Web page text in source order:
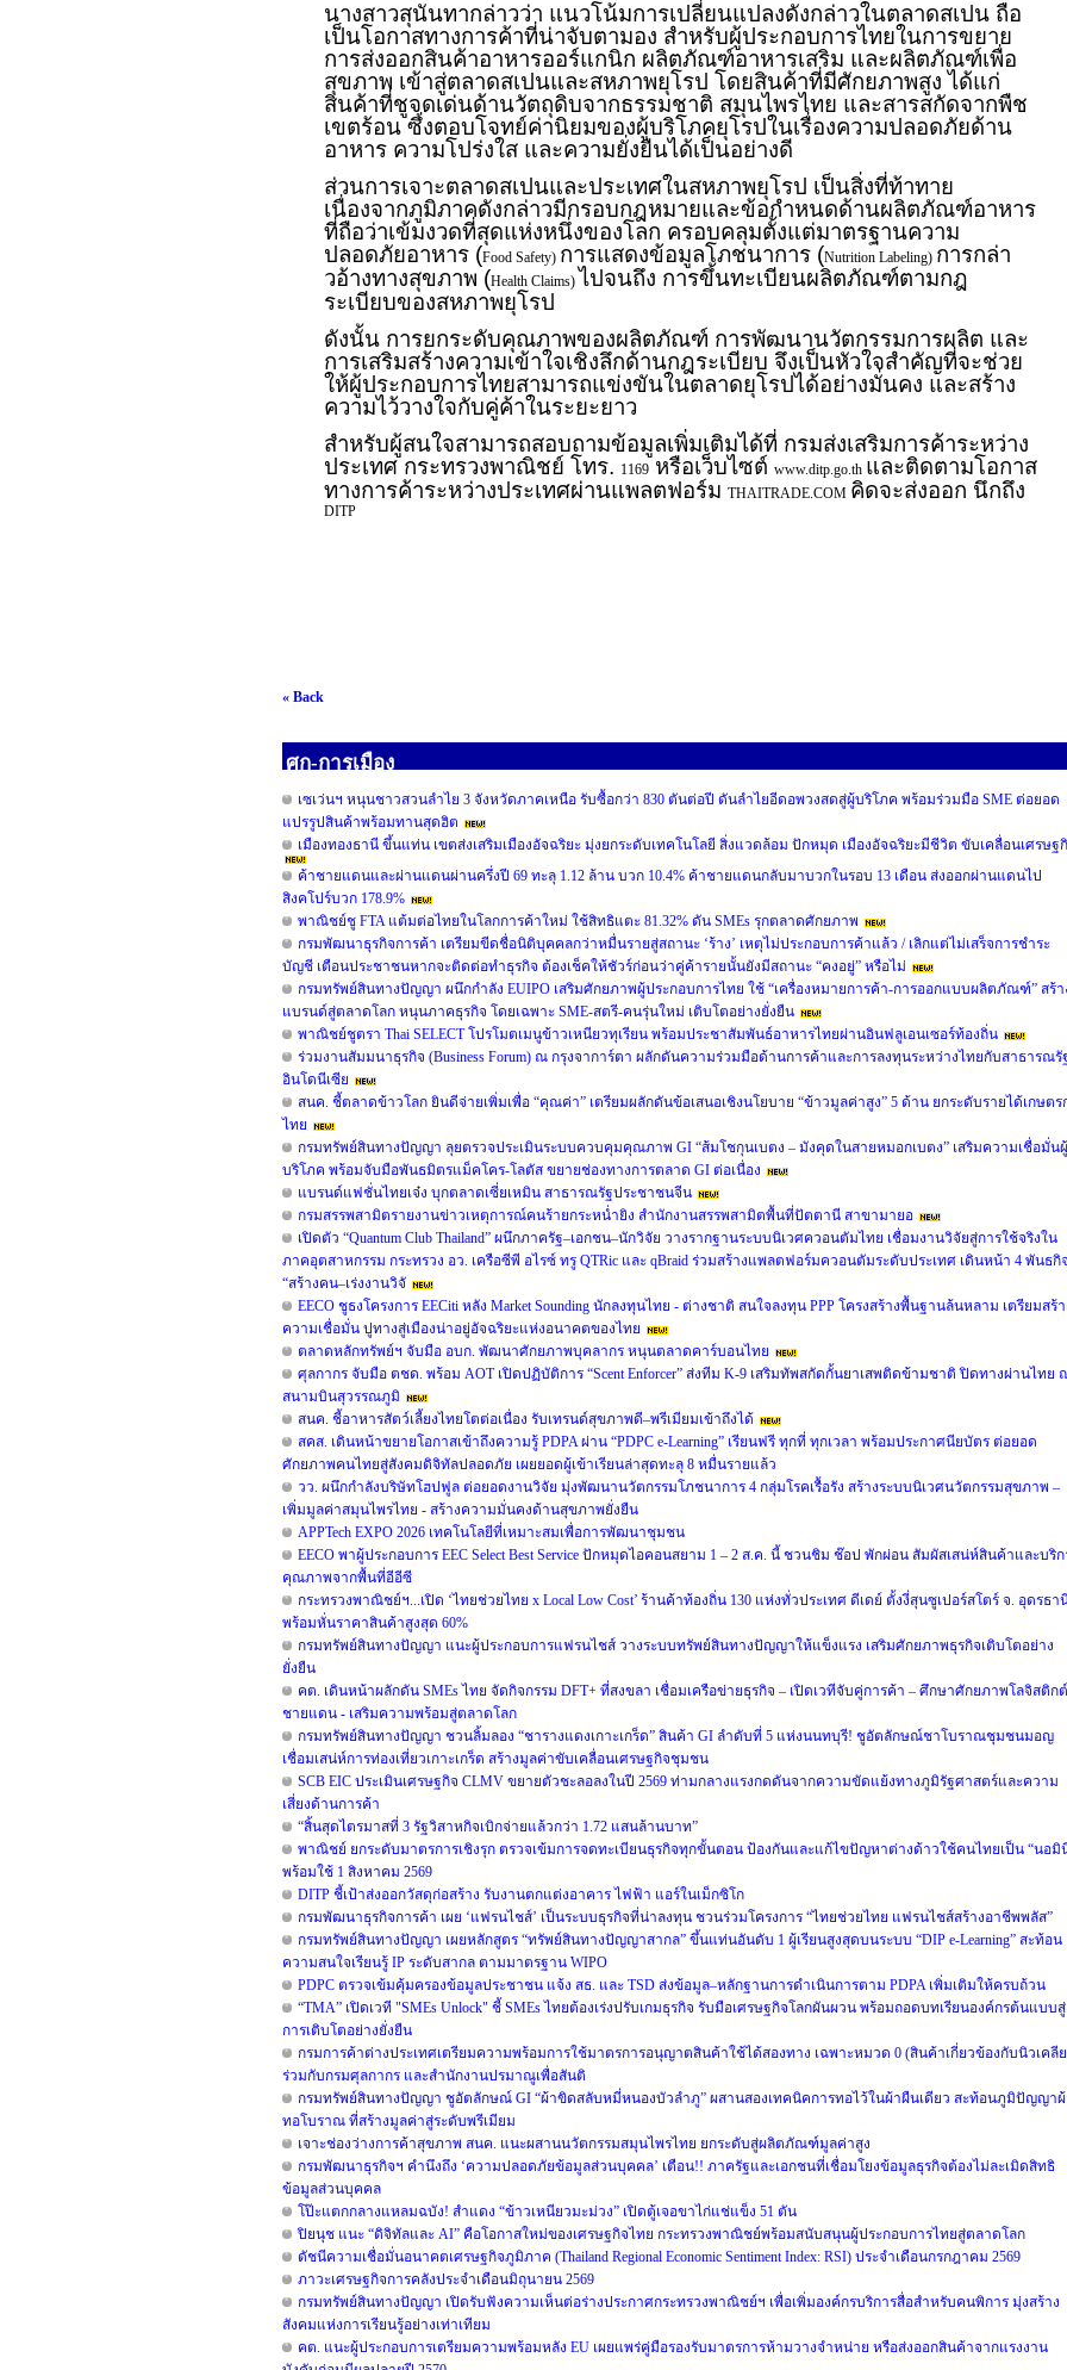
นางสาวสุนันทากล่าวว่า แนวโน้มการเปลี่ยนแปลงดังกล่าวในตลาดสเปน ถือ
เป็นโอกาสทางการค้าที่น่าจับตามอง สำหรับผู้ประกอบการไทยในการขยาย
การส่งออกสินค้าอาหารออร์แกนิก ผลิตภัณฑ์อาหารเสริม และผลิตภัณฑ์เพื่อ
สุขภาพ เข้าสู่ตลาดสเปนและสหภาพยุโรป โดยสินค้าที่มีศักยภาพสูง ได้แก่
สินค้าที่ชูจุดเด่นด้านวัตถุดิบจากธรรมชาติ สมุนไพรไทย และสารสกัดจากพืช
เขตร้อน ซึ่งตอบโจทย์ค่านิยมของผู้บริโภคยุโรปในเรื่องความปลอดภัยด้าน
อาหาร ความโปร่งใส และความยั่งยืนได้เป็นอย่างดี
ส่วนการเจาะตลาดสเปนและประเทศในสหภาพยุโรป เป็นสิ่งที่ท้าทาย
เนื่องจากภูมิภาคดังกล่าวมีกรอบกฎหมายและข้อกำหนดด้านผลิตภัณฑ์อาหาร
ที่ถือว่าเข้มงวดที่สุดแห่งหนึ่งของโลก ครอบคลุมตั้งแต่มาตรฐานความ
ปลอดภัยอาหาร (Food Safety) การแสดงข้อมูลโภชนาการ (Nutrition Labeling) การกล่า
วอ้างทางสุขภาพ (Health Claims) ไปจนถึง การขึ้นทะเบียนผลิตภัณฑ์ตามกฎ
ระเบียบของสหภาพยุโรป
ดังนั้น การยกระดับคุณภาพของผลิตภัณฑ์ การพัฒนานวัตกรรมการผลิต และ
การเสริมสร้างความเข้าใจเชิงลึกด้านกฎระเบียบ จึงเป็นหัวใจสำคัญที่จะช่วย
ให้ผู้ประกอบการไทยสามารถแข่งขันในตลาดยุโรปได้อย่างมั่นคง และสร้าง
ความไว้วางใจกับคู่ค้าในระยะยาว
สำหรับผู้สนใจสามารถสอบถามข้อมูลเพิ่มเติมได้ที่ กรมส่งเสริมการค้าระหว่าง
ประเทศ กระทรวงพาณิชย์ โทร. 1169 หรือเว็บไซต์ www.ditp.go.th และติดตามโอกาส
ทางการค้าระหว่างประเทศผ่านแพลตฟอร์ม THAITRADE.COM คิดจะส่งออก นึกถึง
DITP
« Back
ศก-การเมือง
เซเว่นฯ หนุนชาวสวนลำไย 3 จังหวัดภาคเหนือ รับซื้อกว่า 830 ตันต่อปี ดันลำไยอีดอพวงสดสู่ผู้บริโภค พร้อมร่วมมือ SME ต่อยอด
แปรรูปสินค้าพร้อมทานสุดฮิต
เมืองทองธานี ขึ้นแท่น เขตส่งเสริมเมืองอัจฉริยะ มุ่งยกระดับเทคโนโลยี สิ่งแวดล้อม ปักหมุด เมืองอัจฉริยะมีชีวิต ขับเคลื่อนเศรษฐ
ค้าชายแดนและผ่านแดนผ่านครึ่งปี 69 ทะลุ 1.12 ล้าน บวก 10.4% ค้าชายแดนกลับมาบวกในรอบ 13 เดือน ส่งออกผ่านแดนไป
สิงคโปร์บวก 178.9%
พาณิชย์ชู FTA แต้มต่อไทยในโลกการค้าใหม่ ใช้สิทธิแตะ 81.32% ดัน SMEs รุกตลาดศักยภาพ
กรมพัฒนาธุรกิจการค้า เตรียมขีดชื่อนิติบุคคลกว่าหมื่นรายสู่สถานะ ‘ร้าง’ เหตุไม่ประกอบการค้าแล้ว / เลิกแต่ไม่เสร็จการชำระ
บัญชี เตือนประชาชนหากจะติดต่อทำธุรกิจ ต้องเช็คให้ชัวร์ก่อนว่าคู่ค้ารายนั้นยังมีสถานะ “คงอยู่” หรือไม่
กรมทรัพย์สินทางปัญญา ผนึกกำลัง EUIPO เสริมศักยภาพผู้ประกอบการไทย ใช้ “เครื่องหมายการค้า-การออกแบบผลิตภัณฑ์” สร้า
แบรนด์สู่ตลาดโลก หนุนภาคธุรกิจ โดยเฉพาะ SME-สตรี-คนรุ่นใหม่ เติบโตอย่างยั่งยืน
พาณิชย์ชูตรา Thai SELECT โปรโมตเมนูข้าวเหนียวทุเรียน พร้อมประชาสัมพันธ์อาหารไทยผ่านอินฟลูเอนเซอร์ท้องถิ่น
ร่วมงานสัมมนาธุรกิจ (Business Forum) ณ กรุงจาการ์ตา ผลักดันความร่วมมือด้านการค้าและการลงทุนระหว่างไทยกับสาธารณรั
อินโดนีเซีย
สนค. ชี้ตลาดข้าวโลก ยินดีจ่ายเพิ่มเพื่อ “คุณค่า” เตรียมผลักดันข้อเสนอเชิงนโยบาย “ข้าวมูลค่าสูง” 5 ด้าน ยกระดับรายได้เกษตร
ไทย
กรมทรัพย์สินทางปัญญา ลุยตรวจประเมินระบบควบคุมคุณภาพ GI “ส้มโชกุนเบตง – มังคุดในสายหมอกเบตง” เสริมความเชื่อมั่นผู้
บริโภค พร้อมจับมือพันธมิตรแม็คโคร-โลตัส ขยายช่องทางการตลาด GI ต่อเนื่อง
แบรนด์แฟชั่นไทยเจ๋ง บุกตลาดเซี่ยเหมิน สาธารณรัฐประชาชนจีน
กรมสรรพสามิตรายงานข่าวเหตุการณ์คนร้ายกระหน่ำยิง สำนักงานสรรพสามิตพื้นที่ปัตตานี สาขามายอ
เปิดตัว “Quantum Club Thailand” ผนึกภาครัฐ–เอกชน–นักวิจัย วางรากฐานระบบนิเวศควอนตัมไทย เชื่อมงานวิจัยสู่การใช้จริงใน
ภาคอุตสาหกรรม กระทรวง อว. เครือซีพี อไรซ์ ทรู QTRic และ qBraid ร่วมสร้างแพลตฟอร์มควอนตัมระดับประเทศ เดินหน้า 4 พันธกิจ
“สร้างคน–เร่งงานวิจั
EECO ชูธงโครงการ EECiti หลัง Market Sounding นักลงทุนไทย - ต่างชาติ สนใจลงทุน PPP โครงสร้างพื้นฐานล้นหลาม เตรียมสร้า
ความเชื่อมั่น ปูทางสู่เมืองน่าอยู่อัจฉริยะแห่งอนาคตของไทย
ตลาดหลักทรัพย์ฯ จับมือ อบก. พัฒนาศักยภาพบุคลากร หนุนตลาดคาร์บอนไทย
ศุลกากร จับมือ ตชด. พร้อม AOT เปิดปฏิบัติการ “Scent Enforcer” ส่งทีม K-9 เสริมทัพสกัดกั้นยาเสพติดข้ามชาติ ปิดทางผ่านไทย
สนามบินสุวรรณภูมิ
สนค. ชี้อาหารสัตว์เลี้ยงไทยโตต่อเนื่อง รับเทรนด์สุขภาพดี–พรีเมียมเข้าถึงได้
สคส. เดินหน้าขยายโอกาสเข้าถึงความรู้ PDPA ผ่าน “PDPC e-Learning” เรียนฟรี ทุกที่ ทุกเวลา พร้อมประกาศนียบัตร ต่อยอด
ศักยภาพคนไทยสู่สังคมดิจิทัลปลอดภัย เผยยอดผู้เข้าเรียนล่าสุดทะลุ 8 หมื่นรายแล้ว
วว. ผนึกกำลังบริษัทโฮปฟูล ต่อยอดงานวิจัย มุ่งพัฒนานวัตกรรมโภชนาการ 4 กลุ่มโรคเรื้อรัง สร้างระบบนิเวศนวัตกรรมสุขภาพ –
เพิ่มมูลค่าสมุนไพรไทย - สร้างความมั่นคงด้านสุขภาพยั่งยืน
APPTech EXPO 2026 เทคโนโลยีที่เหมาะสมเพื่อการพัฒนาชุมชน
EECO พาผู้ประกอบการ EEC Select Best Service ปักหมุดไอคอนสยาม 1 – 2 ส.ค. นี้ ชวนชิม ช๊อป พักผ่อน สัมผัสเสน่ห์สินค้าและบริก
คุณภาพจากพื้นที่อีอีซี
กระทรวงพาณิชย์ฯ...เปิด ‘ไทยช่วยไทย x Local Low Cost’ ร้านค้าท้องถิ่น 130 แห่งทั่วประเทศ ดีเดย์ ตั้งงี่สุนซูเปอร์สโตร์ จ. อุดรธา
พร้อมหั่นราคาสินค้าสูงสุด 60%
กรมทรัพย์สินทางปัญญา แนะผู้ประกอบการแฟรนไชส์ วางระบบทรัพย์สินทางปัญญาให้แข็งแรง เสริมศักยภาพธุรกิจเติบโตอย่าง
ยั่งยืน
คต. เดินหน้าผลักดัน SMEs ไทย จัดกิจกรรม DFT+ ที่สงขลา เชื่อมเครือข่ายธุรกิจ – เปิดเวทีจับคู่การค้า – ศึกษาศักยภาพโลจิสติกต์
ชายแดน - เสริมความพร้อมสู่ตลาดโลก
กรมทรัพย์สินทางปัญญา ชวนลิ้มลอง “ชารางแดงเกาะเกร็ด” สินค้า GI ลำดับที่ 5 แห่งนนทบุรี! ชูอัตลักษณ์ชาโบราณชุมชนมอญ
เชื่อมเสน่ห์การท่องเที่ยวเกาะเกร็ด สร้างมูลค่าขับเคลื่อนเศรษฐกิจชุมชน
SCB EIC ประเมินเศรษฐกิจ CLMV ขยายตัวชะลอลงในปี 2569 ท่ามกลางแรงกดดันจากความขัดแย้งทางภูมิรัฐศาสตร์และความ
เสี่ยงด้านการค้า
“สิ้นสุดไตรมาสที่ 3 รัฐวิสาหกิจเบิกจ่ายแล้วกว่า 1.72 แสนล้านบาท”
พาณิชย์ ยกระดับมาตรการเชิงรุก ตรวจเข้มการจดทะเบียนธุรกิจทุกขั้นตอน ป้องกันและแก้ไขปัญหาต่างด้าวใช้คนไทยเป็น “นอมิ
พร้อมใช้ 1 สิงหาคม 2569
DITP ชี้เป้าส่งออกวัสดุก่อสร้าง รับงานตกแต่งอาคาร ไฟฟ้า แอร์ในเม็กซิโก
กรมพัฒนาธุรกิจการค้า เผย ‘แฟรนไชส์’ เป็นระบบธุรกิจที่น่าลงทุน ชวนร่วมโครงการ “ไทยช่วยไทย แฟรนไชส์สร้างอาชีพพลัส”
กรมทรัพย์สินทางปัญญา เผยหลักสูตร “ทรัพย์สินทางปัญญาสากล” ขึ้นแท่นอันดับ 1 ผู้เรียนสูงสุดบนระบบ “DIP e-Learning” สะท้อน
ความสนใจเรียนรู้ IP ระดับสากล ตามมาตรฐาน WIPO
PDPC ตรวจเข้มคุ้มครองข้อมูลประชาชน แจ้ง สธ. และ TSD ส่งข้อมูล–หลักฐานการดำเนินการตาม PDPA เพิ่มเติมให้ครบถ้วน
“TMA” เปิดเวที "SMEs Unlock" ชี้ SMEs ไทยต้องเร่งปรับเกมธุรกิจ รับมือเศรษฐกิจโลกผันผวน พร้อมถอดบทเรียนองค์กรต้นแบบสู่
การเติบโตอย่างยั่งยืน
กรมการค้าต่างประเทศเตรียมความพร้อมการใช้มาตรการอนุญาตสินค้าใช้ได้สองทาง เฉพาะหมวด 0 (สินค้าเกี่ยวข้องกับนิวเคลี
ร่วมกับกรมศุลกากร และสำนักงานปรมาณูเพื่อสันติ
กรมทรัพย์สินทางปัญญา ชูอัตลักษณ์ GI “ผ้าขิดสลับหมี่หนองบัวลำภู” ผสานสองเทคนิคการทอไว้ในผ้าผืนเดียว สะท้อนภูมิปัญญาผ้
ทอโบราณ ที่สร้างมูลค่าสู่ระดับพรีเมียม
เจาะช่องว่างการค้าสุขภาพ สนค. แนะผสานนวัตกรรมสมุนไพรไทย ยกระดับสู่ผลิตภัณฑ์มูลค่าสูง
กรมพัฒนาธุรกิจฯ คำนึงถึง ‘ความปลอดภัยข้อมูลส่วนบุคคล’ เตือน!! ภาครัฐและเอกชนที่เชื่อมโยงข้อมูลธุรกิจต้องไม่ละเมิดสิทธิ
ข้อมูลส่วนบุคคล
โป๊ะแตกกลางแหลมฉบัง! สำแดง “ข้าวเหนียวมะม่วง” เปิดตู้เจอขาไก่แช่แข็ง 51 ตัน
ปิยนุช แนะ “ดิจิทัลและ AI” คือโอกาสใหม่ของเศรษฐกิจไทย กระทรวงพาณิชย์พร้อมสนับสนุนผู้ประกอบการไทยสู่ตลาดโลก
ดัชนีความเชื่อมั่นอนาคตเศรษฐกิจภูมิภาค (Thailand Regional Economic Sentiment Index: RSI) ประจำเดือนกรกฎาคม 2569
ภาวะเศรษฐกิจการคลังประจำเดือนมิถุนายน 2569
กรมทรัพย์สินทางปัญญา เปิดรับฟังความเห็นต่อร่างประกาศกระทรวงพาณิชย์ฯ เพื่อเพิ่มองค์กรบริการสื่อสำหรับคนพิการ มุ่งสร้าง
สังคมแห่งการเรียนรู้อย่างเท่าเทียม
คต. แนะผู้ประกอบการเตรียมความพร้อมหลัง EU เผยแพร่คู่มือรองรับมาตรการห้ามวางจำหน่าย หรือส่งออกสินค้าจากแรงงาน